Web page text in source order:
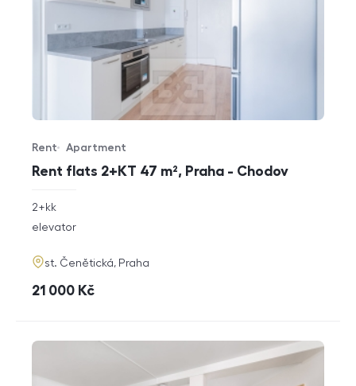
Rent flats 2+KT 47 m², Praha - Chodov
Offer type
Rent
Property type
Apartment
rozměry
2+kk
funkce
elevator
adresa
st. Čenětická, Praha
cena
21 000 Kč